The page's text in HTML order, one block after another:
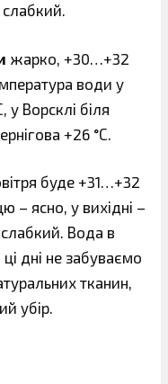
слабкий.
жарко, +30…+32
води у
у Ворсклі біля
+26 °С.
буде +31…+32
– ясно, у вихідні –
Вода в
ці дні не забуваємо
тканин,
убір.